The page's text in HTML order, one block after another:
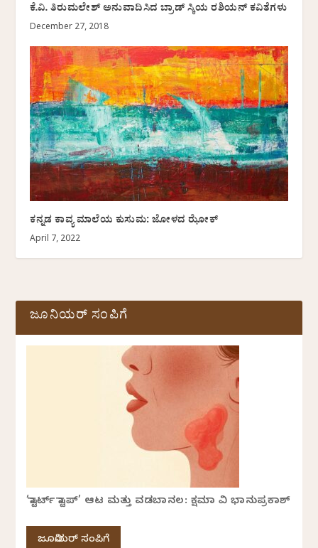
ಕೆ.ವಿ. ತಿರುಮಲೇಶ್ ಅನುವಾದಿಸಿದ ಬ್ರಾಡ್ ಸ್ಕಿಯ ರಶಿಯನ್ ಕವಿತೆಗಳು
December 27, 2018
ಕನ್ನಡ ಕಾವ್ಯ ಮಾಲೆಯ ಕುಸುಮ: ಜೋಳದ ಝೋಕ್
April 7, 2022
ಜೂನಿಯರ್ ಸಂಪಿಗೆ
‘ಸ್ಟಾರ್ಟ್ ಸ್ಟಾಪ್’ ಆಟ ಮತ್ತು ವಡಬಾನಲ: ಕ್ಷಮಾ ವಿ ಭಾನುಪ್ರಕಾಶ್
ಜೂನಿಯರ್ ಸಂಪಿಗೆ